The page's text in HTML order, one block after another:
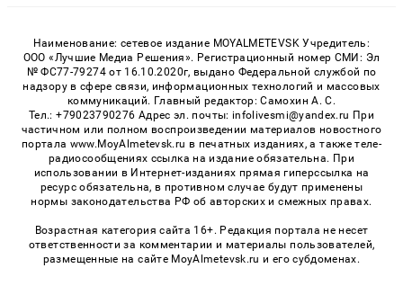
Наименование: сетевое издание MOYALMETEVSK Учредитель:
ООО «Лучшие Медиа Решения». Регистрационный номер СМИ: Эл
№ ФС77-79274 от 16.10.2020г, выдано Федеральной службой по
надзору в сфере связи, информационных технологий и массовых
коммуникаций. Главный редактор: Самохин А. С.
Тел.: +79023790276 Адрес эл. почты: infolivesmi@yandex.ru При
частичном или полном воспроизведении материалов новостного
портала www.MoyAlmetevsk.ru в печатных изданиях, а также теле-
радиосообщениях ссылка на издание обязательна. При
использовании в Интернет-изданиях прямая гиперссылка на
ресурс обязательна, в противном случае будут применены
нормы законодательства РФ об авторских и смежных правах.
Возрастная категория сайта 16+. Редакция портала не несет
ответственности за комментарии и материалы пользователей,
размещенные на сайте MoyAlmetevsk.ru и его субдоменах.